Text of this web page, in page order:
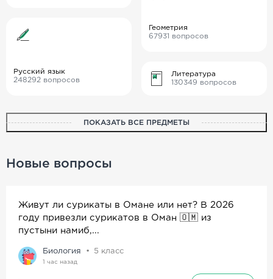
Русский язык
248292 вопросов
Геометрия
67931
вопросов
Литература
130349 вопросов
Окружающий
Физика Информатика
Литератур-
Химия
ПОКАЗАТЬ ВСЕ ПРЕДМЕТЫ
Новые вопросы
Живут ли сурикаты в Омане или нет? В 2026
году привезли сурикатов в Оман 🇴🇲 из
пустыни намиб,...
Биология 5 класс
1 час назад